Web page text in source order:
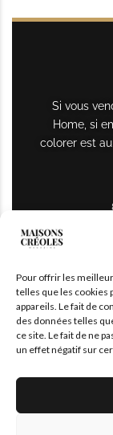
Pour offrir les
telles que les cookies
appareils. Le fait de
des données telles
ce site. Le fait de ne
un effet négatif sur
Si vous
Home, si
colorer est